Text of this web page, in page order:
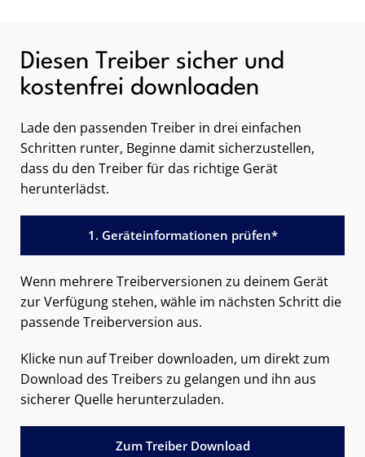
Diesen Treiber sicher und
kostenfrei downloaden
Lade den passenden Treiber in drei einfachen
Schritten runter, Beginne damit sicherzustellen,
dass du den Treiber für das richtige Gerät
herunterlädst.
1. Geräteinformationen prüfen*
Wenn mehrere Treiberversionen zu deinem Gerät
zur Verfügung stehen, wähle im nächsten Schritt die
passende Treiberversion aus.
Klicke nun auf Treiber downloaden, um direkt zum
Download des Treibers zu gelangen und ihn aus
sicherer Quelle herunterzuladen.
Zum Treiber Download